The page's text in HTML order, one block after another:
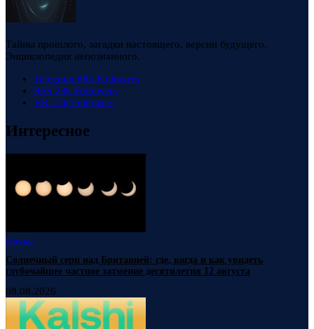
Тайны прошлого, загадки настоящего, версии будущего.
Энциклопедия непознанного.
Telegram 88k Followers
RSS 23k Followers
VK 23k Followers
Интересное
Наука
Солнечный серп над Британией: где, когда и как увидеть
глубочайшее частное затмение десятилетия 12 августа
08.08.2026